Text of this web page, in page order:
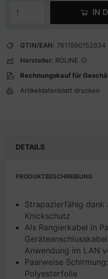
IN
GTIN/EAN: 7611990152834
Hersteller: ROLINE
Rechnungskauf für
Artikeldatenblatt drucken
DETAILS
PRODUKTBESCHREIBUNG
Strapazierfähig dank
Knickschutz
Als Rangierkabel in
Anwendung im LAN
Paarweise
Polyesterfolie